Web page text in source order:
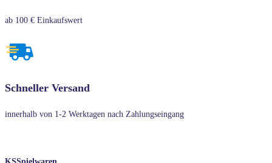
ab 100 € Einkaufswert
Schneller Versand
innerhalb von 1-2 Werktagen nach Zahlungseingang